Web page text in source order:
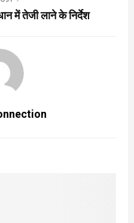
में तेजी लाने के निर्देश